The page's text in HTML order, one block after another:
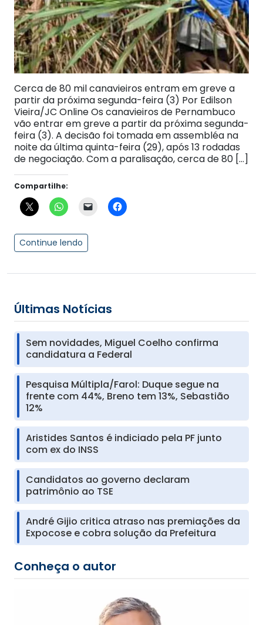
Cerca de 80 mil canavieiros entram em greve a
partir da próxima segunda-feira (3) Por Edilson
Vieira/JC Online Os canavieiros de Pernambuco
vão entrar em greve a partir da próxima segunda-
feira (3). A decisão foi tomada em assembléa na
noite da última quinta-feira (29), após 13 rodadas
de negociação. Com a paralisação, cerca de 80 […]
Compartilhe:
Continue lendo
Últimas Notícias
Sem novidades, Miguel Coelho confirma
candidatura a Federal
Pesquisa Múltipla/Farol: Duque segue na
frente com 44%, Breno tem 13%, Sebastião
12%
Aristides Santos é indiciado pela PF junto
com ex do INSS
Candidatos ao governo declaram
patrimônio ao TSE
André Gijio critica atraso nas premiações da
Expocose e cobra solução da Prefeitura
Conheça o autor